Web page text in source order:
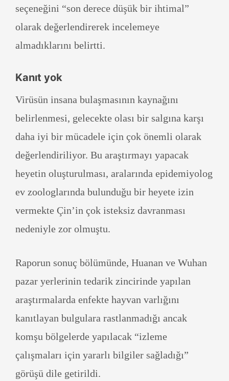
seçeneğini “son derece düşük bir ihtimal”
olarak değerlendirerek incelemeye
almadıklarını belirtti.
Kanıt yok
Virüsün insana bulaşmasının kaynağını
belirlenmesi, gelecekte olası bir salgına karşı
daha iyi bir mücadele için çok önemli olarak
değerlendiriliyor. Bu araştırmayı yapacak
heyetin oluşturulması, aralarında epidemiyolog
ev zoologlarında bulunduğu bir heyete izin
vermekte Çin’in çok isteksiz davranması
nedeniyle zor olmuştu.
Raporun sonuç bölümünde, Huanan ve Wuhan
pazar yerlerinin tedarik zincirinde yapılan
araştırmalarda enfekte hayvan varlığını
kanıtlayan bulgulara rastlanmadığı ancak
komşu bölgelerde yapılacak “izleme
çalışmaları için yararlı bilgiler sağladığı”
görüşü dile getirildi.